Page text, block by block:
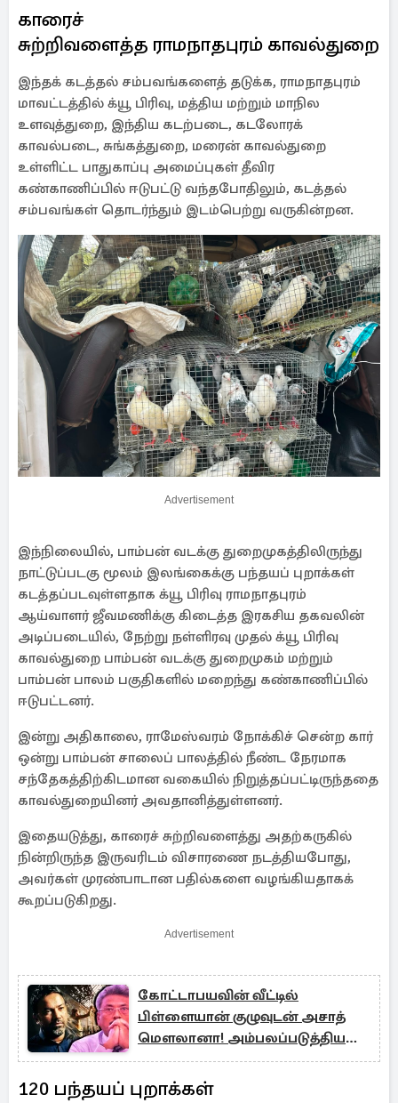
காரைச்
சுற்றிவளைத்த ராமநாதபுரம் காவல்துறை
இந்தக் கடத்தல் சம்பவங்களைத் தடுக்க, ராமநாதபுரம்
மாவட்டத்தில் க்யூ பிரிவு, மத்திய மற்றும் மாநில
உளவுத்துறை, இந்திய கடற்படை, கடலோரக்
காவல்படை, சுங்கத்துறை, மரைன் காவல்துறை
உள்ளிட்ட பாதுகாப்பு அமைப்புகள் தீவிர
கண்காணிப்பில் ஈடுபட்டு வந்தபோதிலும், கடத்தல்
சம்பவங்கள் தொடர்ந்தும் இடம்பெற்று வருகின்றன.
Advertisement
இந்நிலையில், பாம்பன் வடக்கு துறைமுகத்திலிருந்து
நாட்டுப்படகு மூலம் இலங்கைக்கு பந்தயப் புறாக்கள்
கடத்தப்படவுள்ளதாக க்யூ பிரிவு ராமநாதபுரம்
ஆய்வாளர் ஜீவமணிக்கு கிடைத்த இரகசிய தகவலின்
அடிப்படையில், நேற்று நள்ளிரவு முதல் க்யூ பிரிவு
காவல்துறை பாம்பன் வடக்கு துறைமுகம் மற்றும்
பாம்பன் பாலம் பகுதிகளில் மறைந்து கண்காணிப்பில்
ஈடுபட்டனர்.
இன்று அதிகாலை, ராமேஸ்வரம் நோக்கிச் சென்ற கார்
ஒன்று பாம்பன் சாலைப் பாலத்தில் நீண்ட நேரமாக
சந்தேகத்திற்கிடமான வகையில் நிறுத்தப்பட்டிருந்ததை
காவல்துறையினர் அவதானித்துள்ளனர்.
இதையடுத்து, காரைச் சுற்றிவளைத்து அதற்கருகில்
நின்றிருந்த இருவரிடம் விசாரணை நடத்தியபோது,
அவர்கள் முரண்பாடான பதில்களை வழங்கியதாகக்
கூறப்படுகிறது.
Advertisement
கோட்டாபயவின் வீட்டில்
பிள்ளையான் குழுவுடன் அசாத்
மௌலானா! அம்பலப்படுத்திய
சட்டமா அதிபர் திணைக்களம்
120 பந்தயப் புறாக்கள்